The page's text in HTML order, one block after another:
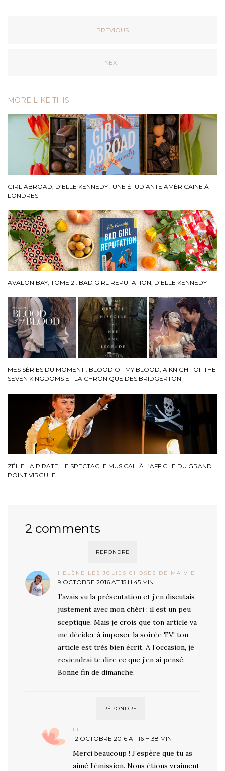
PREVIOUS
NEXT
MORE LIKE THIS
GIRL ABROAD, D’ELLE KENNEDY : UNE ÉTUDIANTE AMÉRICAINE À
LONDRES
AVALON BAY, TOME 2 : BAD GIRL REPUTATION, D’ELLE KENNEDY
MES SÉRIES DU MOMENT : BLOOD OF MY BLOOD, A KNIGHT OF THE
SEVEN KINGDOMS ET LA CHRONIQUE DES BRIDGERTON
ZÉLIE LA PIRATE, LE SPECTACLE MUSICAL, À L’AFFICHE DU GRAND
POINT VIRGULE
2 comments
RÉPONDRE
HÉLÈNE LES JOLIES CHOSES DE MA VIE
9 OCTOBRE 2016 AT 15 H 45 MIN
J’avais vu la présentation et j’en discutais
justement avec mon chéri : il est un peu
sceptique. Mais je crois que ton article va
me décider à imposer la soirée TV! ton
article est très bien écrit. A l’occasion, je
reviendrai te dire ce que j’en ai pensé.
Bonne fin de dimanche.
RÉPONDRE
LILI
12 OCTOBRE 2016 AT 16 H 38 MIN
Merci beaucoup ! J’espère que tu as
aimé l’émission. Nous étions vraiment